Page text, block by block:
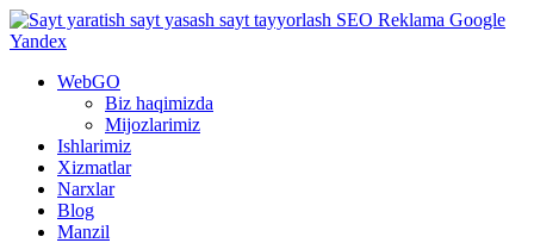
WebGO
Biz haqimizda
Mijozlarimiz
Ishlarimiz
Xizmatlar
Narxlar
Blog
Manzil